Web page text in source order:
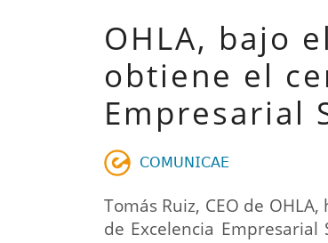
OHLA, bajo
obtiene el
Empresarial
𝖢𝖮𝖬𝖴𝖭𝖨𝖢𝖠𝖤
Tomás Ruiz, CEO de
de Excelencia Empresarial